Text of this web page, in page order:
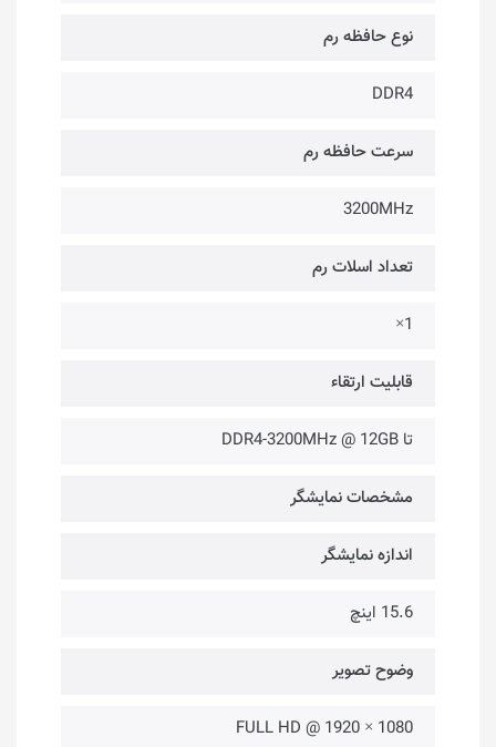
نوع حافظه رم
DDR4
سرعت حافظه رم
3200MHz
تعداد اسلات رم
1×
قابلیت ارتقاء
تا DDR4-3200MHz @ 12GB
مشخصات نمایشگر
اندازه نمایشگر
15.6 اینچ
وضوح تصویر
1080 × 1920 @ FULL HD